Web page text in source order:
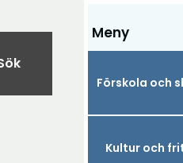
Meny
Förskola och
Kultur och